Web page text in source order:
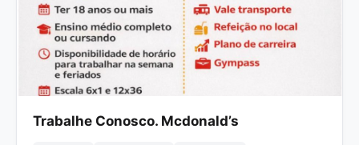
Trabalhe Conosco. Mcdonald’s